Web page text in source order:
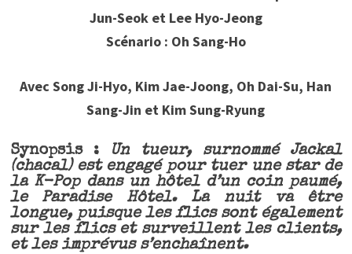
Jun-Seok et Lee Hyo-Jeong
Scénario : Oh Sang-Ho
Avec Song Ji-Hyo, Kim Jae-Joong, Oh Dai-Su, Han
Sang-Jin et Kim Sung-Ryung
Synopsis :
Un tueur, surnommé Jackal
(chacal) est engagé pour tuer une star de
la K-Pop dans un hôtel d’un coin paumé,
le Paradise Hôtel. La nuit va être
longue, puisque les flics sont également
sur les flics et surveillent les clients,
et les imprévus s’enchaînent.